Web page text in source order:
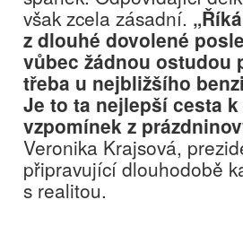
však zcela zásadní.
z dlouhé dovolené
vůbec žádnou ostudou
třeba u nejbližšího
Je to ta nejlepší cesta
vzpomínek z
Veronika Krajsová,
připravující dlouhodobě
s realitou.